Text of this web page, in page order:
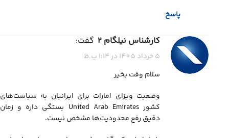
پاسخ
کارشناس نیلگام 2 گفت:
5 خرداد 1405 در 1:14 ب.ظ
سلام وقت بخیر
وضعیت ویزای امارات برای ایرانیان به سیاست‌های
کشور United Arab Emirates بستگی داره و زمان
دقیق رفع محدودیت‌ها مشخص نیست.